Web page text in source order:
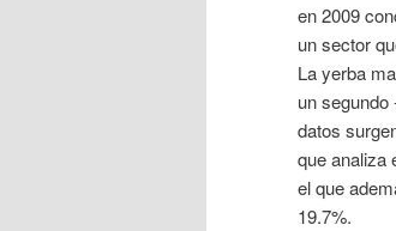
en 2009
un sector
La yerba
un segundo
datos
que analiza
el que
19.7%.